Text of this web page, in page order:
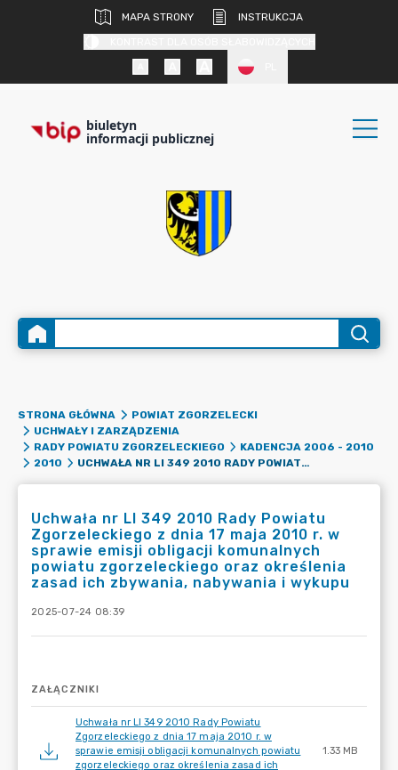
MAPA STRONY
INSTRUKCJA
biuletyn
informacji publicznej
STRONA GŁÓWNA
POWIAT ZGORZELECKI
UCHWAŁY I ZARZĄDZENIA
RADY POWIATU ZGORZELECKIEGO
KADENCJA 2006 - 2010
2010
UCHWAŁA NR LI 349 2010 RADY POWIATU ZGORZELECKIEGO Z DNIA 17 MAJA 2010 R. W SPRAWIE EMISJI OBLIGACJI KOMUNALNYCH POWIATU ZGORZELECKIEGO ORAZ OKREŚLENIA ZASAD ICH ZBYWANIA, NABYWANIA I WYKUPU
Uchwała nr LI 349 2010 Rady Powiatu
Zgorzeleckiego z dnia 17 maja 2010 r. w
sprawie emisji obligacji komunalnych
powiatu zgorzeleckiego oraz określenia
zasad ich zbywania, nabywania i wykupu
2025-07-24 08:39
ZAŁĄCZNIKI
Uchwała nr LI 349 2010 Rady Powiatu
Zgorzeleckiego z dnia 17 maja 2010 r. w
sprawie emisji obligacji komunalnych powiatu
zgorzeleckiego oraz określenia zasad ich
1.33 MB